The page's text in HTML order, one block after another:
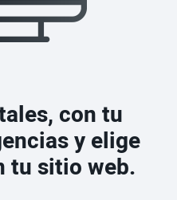
con tu
y elige
tu sitio web.